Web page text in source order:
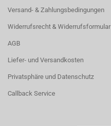
Versand- & Zahlungsbedingungen
Widerrufsrecht & Widerrufsformular
AGB
Liefer- und Versandkosten
Privatsphäre und Datenschutz
Callback Service